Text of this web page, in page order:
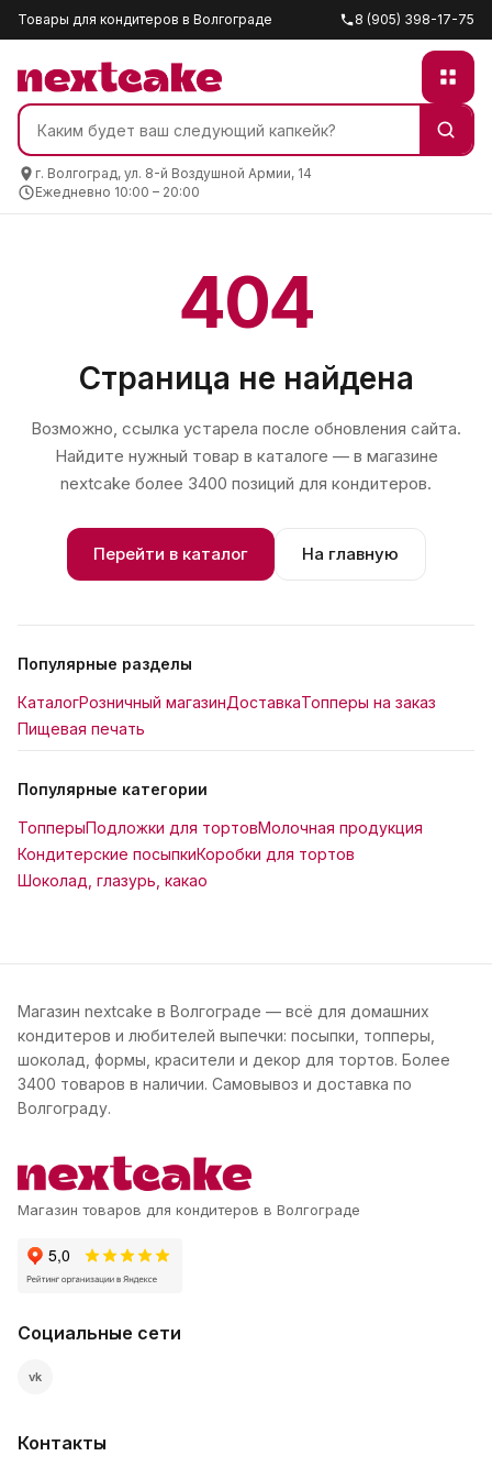
Товары для кондитеров в Волгограде 8 (905) 398-17-75
г. Волгоград, ул. 8-й Воздушной Армии, 14
Ежедневно 10:00 – 20:00
404
Страница не найдена
Возможно, ссылка устарела после обновления сайта.
Найдите нужный товар в каталоге — в магазине
nextcake более 3400 позиций для кондитеров.
Перейти в каталог На главную
Популярные разделы
КаталогРозничный магазинДоставкаТопперы на заказ
Пищевая печать
Популярные категории
ТопперыПодложки для тортовМолочная продукция
Кондитерские посыпкиКоробки для тортов
Шоколад, глазурь, какао
Магазин nextcake в Волгограде — всё для домашних
кондитеров и любителей выпечки: посыпки, топперы,
шоколад, формы, красители и декор для тортов. Более
3400 товаров в наличии. Самовывоз и доставка по
Волгограду.
Магазин товаров для кондитеров в Волгограде
Социальные сети
vk
Контакты